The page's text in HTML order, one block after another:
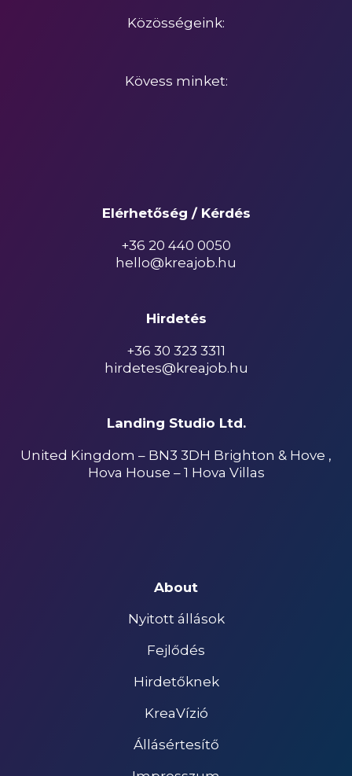
Közösségeink:
Kövess minket:
Elérhetőség / Kérdés
+36 20 440 0050
hello@kreajob.hu
Hirdetés
+36 30 323 3311
hirdetes@kreajob.hu
Landing Studio Ltd.
United Kingdom – BN3 3DH Brighton & Hove ,
Hova House – 1 Hova Villas
About
Nyitott állások
Fejlődés
Hirdetőknek
KreaVízió
Állásértesítő